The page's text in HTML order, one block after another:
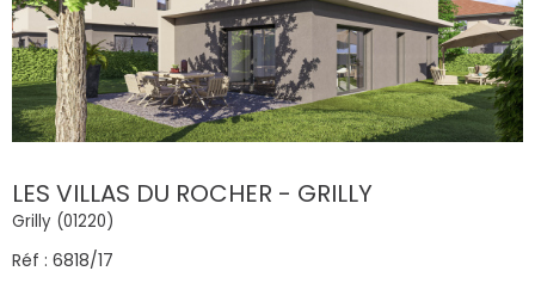
LES VILLAS DU ROCHER - GRILLY
Grilly (01220)
Réf : 6818/17